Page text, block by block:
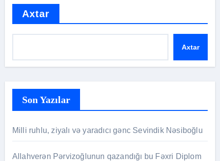
Axtar
Axtar
Son Yazılar
Milli ruhlu, ziyalı və yaradıcı gənc Sevindik Nəsiboğlu
Allahverən Pərvizoğlunun qazandığı bu Fəxri Diplom